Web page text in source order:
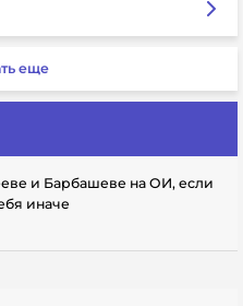
еще
и Барбашеве на ОИ, если
иначе